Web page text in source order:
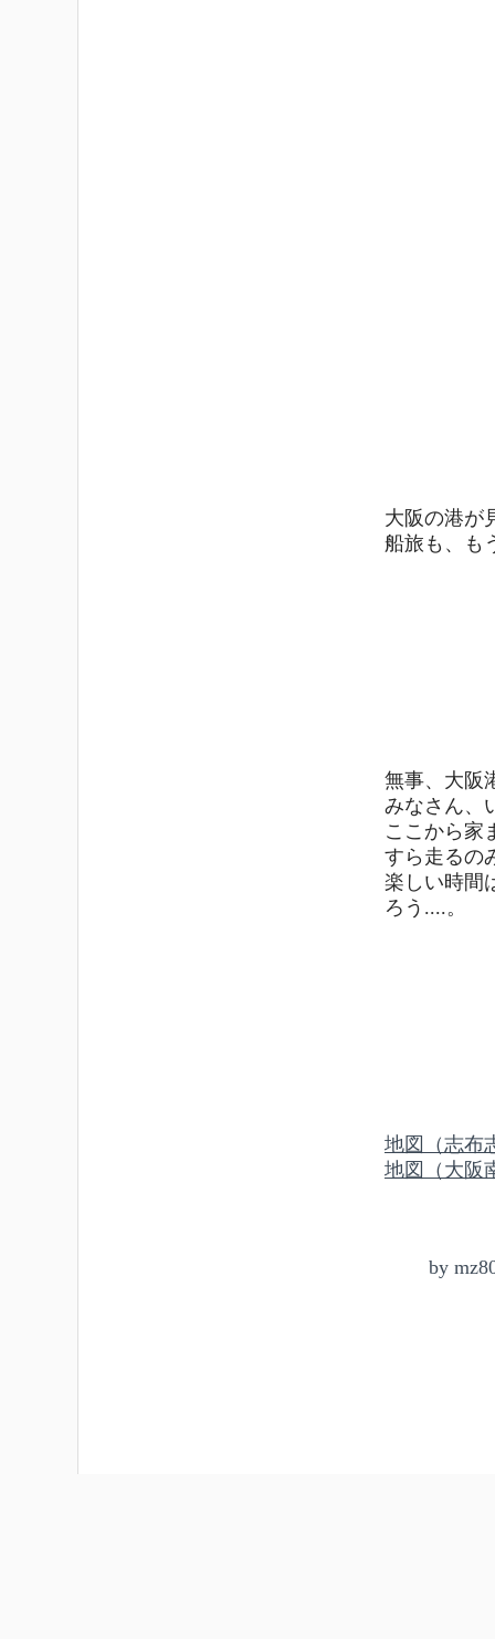
大阪の港が
船旅も、も
無事、大阪
みなさん、
ここから家
すら走るの
楽しい時間
ろう....。
地図（志布
地図（大阪
by